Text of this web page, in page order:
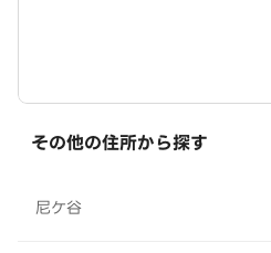
その他の住所から探す
尼ケ谷